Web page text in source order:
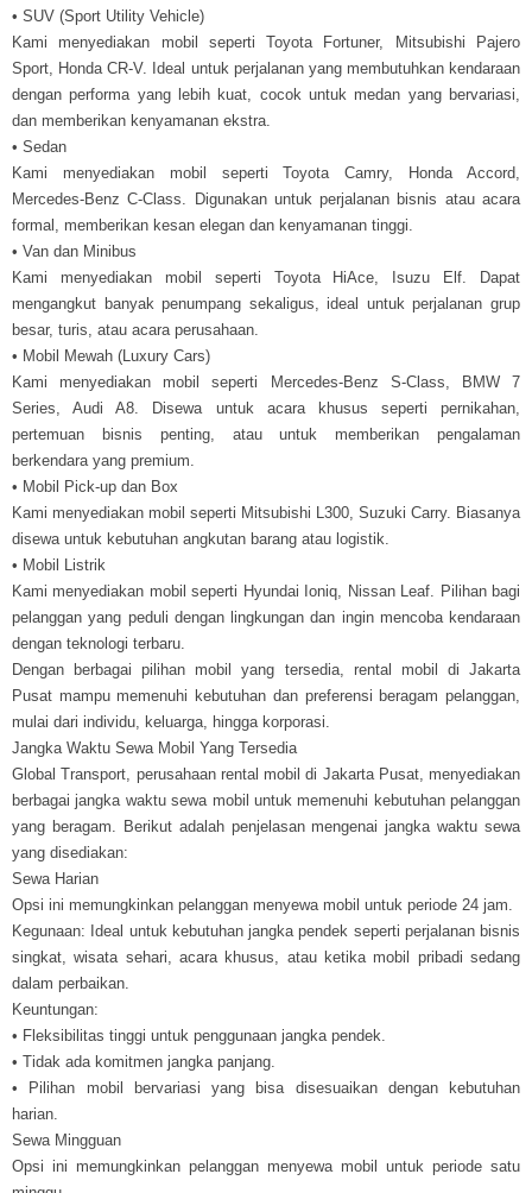
• SUV (Sport Utility Vehicle)
Kami menyediakan mobil seperti Toyota Fortuner, Mitsubishi Pajero
Sport, Honda CR-V. Ideal untuk perjalanan yang membutuhkan kendaraan
dengan performa yang lebih kuat, cocok untuk medan yang bervariasi,
dan memberikan kenyamanan ekstra.
• Sedan
Kami menyediakan mobil seperti Toyota Camry, Honda Accord,
Mercedes-Benz C-Class. Digunakan untuk perjalanan bisnis atau acara
formal, memberikan kesan elegan dan kenyamanan tinggi.
• Van dan Minibus
Kami menyediakan mobil seperti Toyota HiAce, Isuzu Elf. Dapat
mengangkut banyak penumpang sekaligus, ideal untuk perjalanan grup
besar, turis, atau acara perusahaan.
• Mobil Mewah (Luxury Cars)
Kami menyediakan mobil seperti Mercedes-Benz S-Class, BMW 7
Series, Audi A8. Disewa untuk acara khusus seperti pernikahan,
pertemuan bisnis penting, atau untuk memberikan pengalaman
berkendara yang premium.
• Mobil Pick-up dan Box
Kami menyediakan mobil seperti Mitsubishi L300, Suzuki Carry. Biasanya
disewa untuk kebutuhan angkutan barang atau logistik.
• Mobil Listrik
Kami menyediakan mobil seperti Hyundai Ioniq, Nissan Leaf. Pilihan bagi
pelanggan yang peduli dengan lingkungan dan ingin mencoba kendaraan
dengan teknologi terbaru.
Dengan berbagai pilihan mobil yang tersedia, rental mobil di Jakarta
Pusat mampu memenuhi kebutuhan dan preferensi beragam pelanggan,
mulai dari individu, keluarga, hingga korporasi.
Jangka Waktu Sewa Mobil Yang Tersedia
Global Transport, perusahaan rental mobil di Jakarta Pusat, menyediakan
berbagai jangka waktu sewa mobil untuk memenuhi kebutuhan pelanggan
yang beragam. Berikut adalah penjelasan mengenai jangka waktu sewa
yang disediakan:
Sewa Harian
Opsi ini memungkinkan pelanggan menyewa mobil untuk periode 24 jam.
Kegunaan: Ideal untuk kebutuhan jangka pendek seperti perjalanan bisnis
singkat, wisata sehari, acara khusus, atau ketika mobil pribadi sedang
dalam perbaikan.
Keuntungan:
• Fleksibilitas tinggi untuk penggunaan jangka pendek.
• Tidak ada komitmen jangka panjang.
• Pilihan mobil bervariasi yang bisa disesuaikan dengan kebutuhan
harian.
Sewa Mingguan
Opsi ini memungkinkan pelanggan menyewa mobil untuk periode satu